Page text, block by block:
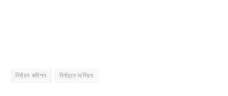
নির্বাচন কমিশন নির্বাচনে অনিয়ম